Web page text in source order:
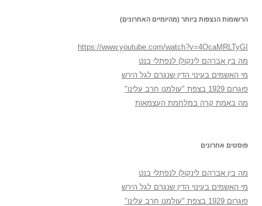
הרשומות הנצפות ביותר (מהיומיים האחרונים)
https://www.youtube.com/watch?v=4OcaMRLTyGI
מה בין אברהם לינקולן לנפתלי בנט
מי האשמים בעינוי הדין שנגרם לגל הירש
פוגרום 1929 בצפת "עולמנו חרב עלינו"
מה באמת קרה במלחמת העצמאות
פוסטים אחרונים
מה בין אברהם לינקולן לנפתלי בנט
מי האשמים בעינוי הדין שנגרם לגל הירש
פוגרום 1929 בצפת "עולמנו חרב עלינו"